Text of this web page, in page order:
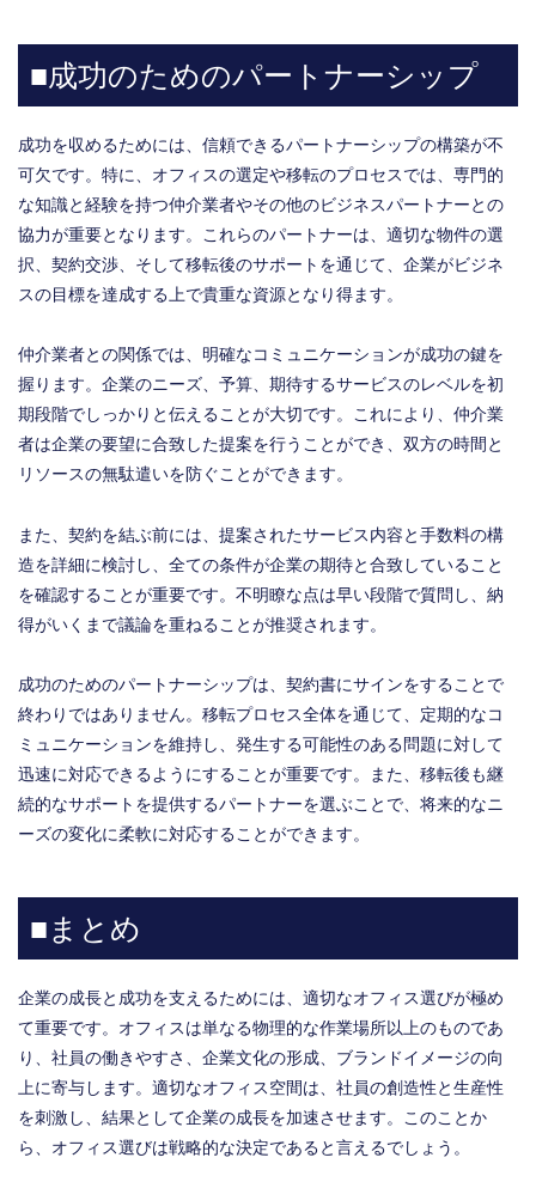
■成功のためのパートナーシップ
成功を収めるためには、信頼できるパートナーシップの構築が不
可欠です。特に、オフィスの選定や移転のプロセスでは、専門的
な知識と経験を持つ仲介業者やその他のビジネスパートナーとの
協力が重要となります。これらのパートナーは、適切な物件の選
択、契約交渉、そして移転後のサポートを通じて、企業がビジネ
スの目標を達成する上で貴重な資源となり得ます。
仲介業者との関係では、明確なコミュニケーションが成功の鍵を
握ります。企業のニーズ、予算、期待するサービスのレベルを初
期段階でしっかりと伝えることが大切です。これにより、仲介業
者は企業の要望に合致した提案を行うことができ、双方の時間と
リソースの無駄遣いを防ぐことができます。
また、契約を結ぶ前には、提案されたサービス内容と手数料の構
造を詳細に検討し、全ての条件が企業の期待と合致していること
を確認することが重要です。不明瞭な点は早い段階で質問し、納
得がいくまで議論を重ねることが推奨されます。
成功のためのパートナーシップは、契約書にサインをすることで
終わりではありません。移転プロセス全体を通じて、定期的なコ
ミュニケーションを維持し、発生する可能性のある問題に対して
迅速に対応できるようにすることが重要です。また、移転後も継
続的なサポートを提供するパートナーを選ぶことで、将来的なニ
ーズの変化に柔軟に対応することができます。
■まとめ
企業の成長と成功を支えるためには、適切なオフィス選びが極め
て重要です。オフィスは単なる物理的な作業場所以上のものであ
り、社員の働きやすさ、企業文化の形成、ブランドイメージの向
上に寄与します。適切なオフィス空間は、社員の創造性と生産性
を刺激し、結果として企業の成長を加速させます。このことか
ら、オフィス選びは戦略的な決定であると言えるでしょう。